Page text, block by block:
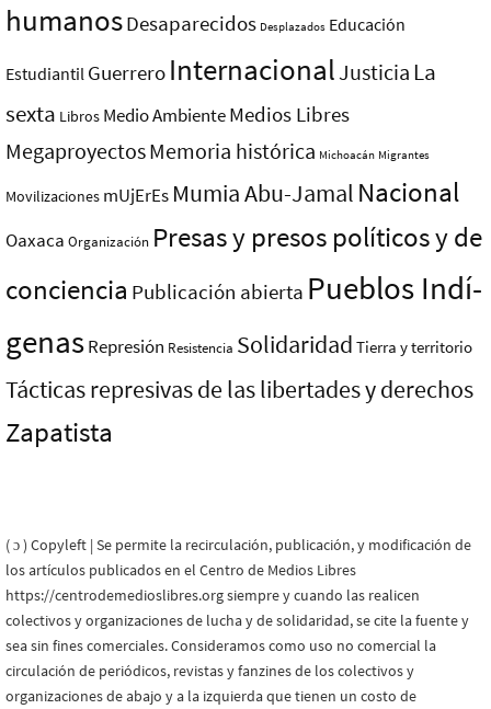
humanosDesaparecidos Desplazados Educación
Estudiantil Guerrero InternacionalJusticia La
sexta Libros Medio AmbienteMedios Libres
MegaproyectosMemoria histórica Michoacán Migrantes
Movilizaciones mUjErEs Mumia Abu-Jamal Nacional
Oaxaca Organización Presas y presos polí­ticos y de
conciencia Publicación abierta Pueblos Indí­
genasRepresión Resistencia Solidaridad Tierra y territorio
Tácticas represivas de las libertades y derechos
Zapatista
( ɔ ) Copyleft | Se permite la recirculación, publicación, y modificación de
los artículos publicados en el Centro de Medios Libres
https://centrodemedioslibres.org siempre y cuando las realicen
colectivos y organizaciones de lucha y de solidaridad, se cite la fuente y
sea sin fines comerciales. Consideramos como uso no comercial la
circulación de periódicos, revistas y fanzines de los colectivos y
organizaciones de abajo y a la izquierda que tienen un costo de